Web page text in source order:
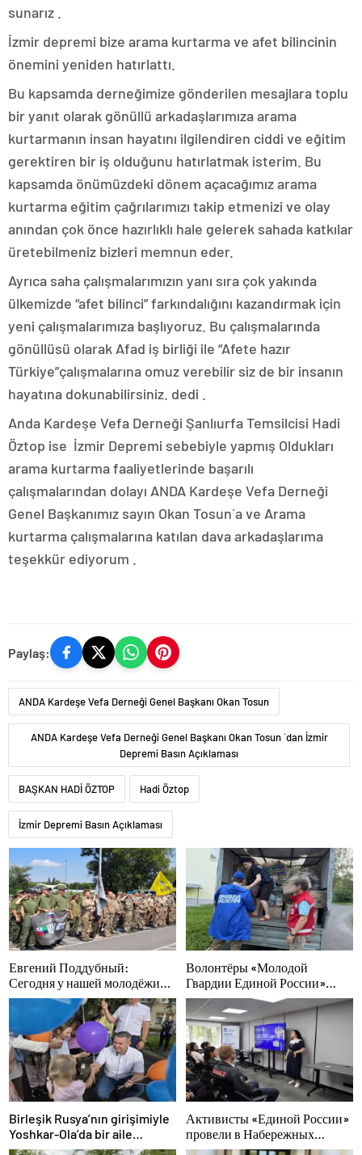
sunarız .
İzmir depremi bize arama kurtarma ve afet bilincinin
önemini yeniden hatırlattı.
Bu kapsamda derneğimize gönderilen mesajlara toplu
bir yanıt olarak gönüllü arkadaşlarımıza arama
kurtarmanın insan hayatını ilgilendiren ciddi ve eğitim
gerektiren bir iş olduğunu hatırlatmak isterim. Bu
kapsamda önümüzdeki dönem açacağımız arama
kurtarma eğitim çağrılarımızı takip etmenizi ve olay
anından çok önce hazırlıklı hale gelerek sahada katkılar
üretebilmeniz bizleri memnun eder.
Ayrıca saha çalışmalarımızın yanı sıra çok yakında
ülkemizde “afet bilinci” farkındalığını kazandırmak için
yeni çalışmalarımıza başlıyoruz. Bu çalışmalarında
gönüllüsü olarak Afad iş birliği ile “Afete hazır
Türkiye”çalışmalarına omuz verebilir siz de bir insanın
hayatına dokunabilirsiniz. dedi .
Anda Kardeşe Vefa Derneği Şanlıurfa Temsilcisi Hadi
Öztop ise İzmir Depremi sebebiyle yapmış Oldukları
arama kurtarma faaliyetlerinde başarılı
çalışmalarından dolayı ANDA Kardeşe Vefa Derneği
Genel Başkanımız sayın Okan Tosun`a ve Arama
kurtarma çalışmalarına katılan dava arkadaşlarıma
teşekkür ediyorum .
Paylaş:
ANDA Kardeşe Vefa Derneği Genel Başkanı Okan Tosun
ANDA Kardeşe Vefa Derneği Genel Başkanı Okan Tosun `dan İzmir
Depremi Basın Açıklaması
BAŞKAN HADİ ÖZTOP Hadi Öztop
İzmir Depremi Basın Açıklaması
Евгений Поддубный:
Сегодня у нашей молодёжи
куётся характер победителей
Волонтёры «Молодой
Гвардии Единой России»
ликвидируют последствия
паводков на Урале и Дальнем
Востоке
Birleşik Rusya’nın girişimiyle
Yoshkar-Ola’da bir aile
festivali düzenlendi
Активисты «Единой России»
провели в Набережных
Челнах просветительские